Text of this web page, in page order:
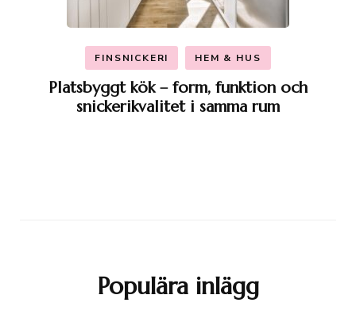
FINSNICKERI HEM & HUS
Platsbyggt kök – form, funktion och
snickerikvalitet i samma rum
Populära inlägg